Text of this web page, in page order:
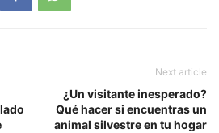
Next article
¿Un visitante inesperado?
Qué hacer si encuentras un
animal silvestre en tu hogar